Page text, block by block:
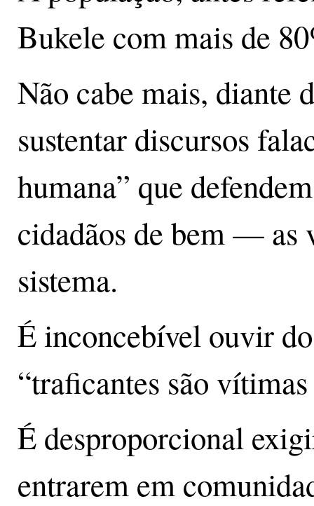
Bukele com mais de
Não cabe mais, diante
sustentar discursos
humana” que
cidadãos de bem — as
sistema.
É inconcebível ouvir
“traficantes são
É desproporcional
entrarem em